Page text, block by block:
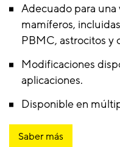
Adecuado para
mamíferos,
PBMC, astrocitos y
Modificaciones
aplicaciones.
Disponible en
Saber más